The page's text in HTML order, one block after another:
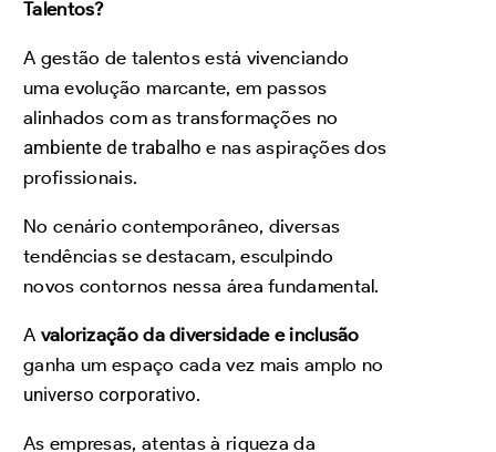
Talentos?
A gestão de talentos está vivenciando
uma evolução marcante, em passos
alinhados com as transformações no
ambiente de trabalho e nas aspirações dos
profissionais.
No cenário contemporâneo, diversas
tendências se destacam, esculpindo
novos contornos nessa área fundamental.
A valorização da diversidade e inclusão
ganha um espaço cada vez mais amplo no
universo corporativo.
As empresas, atentas à riqueza da